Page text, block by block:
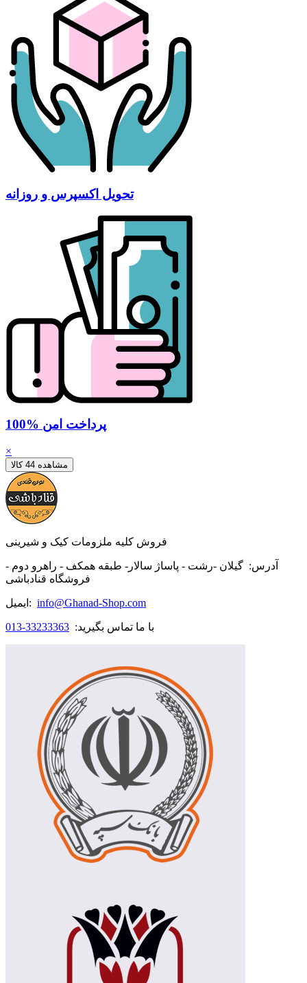
تحویل اکسپرس و روزانه
100% پرداخت امن
×
مشاهده 44 کالا
فروش کلیه ملزومات کیک و شیرینی
آدرس: گیلان -رشت - پاساژ سالار- طبقه همکف - راهرو دوم -
فروشگاه قنادباشی
ایمیل: info@Ghanad-Shop.com
با ما تماس بگیرید: 33233363-013